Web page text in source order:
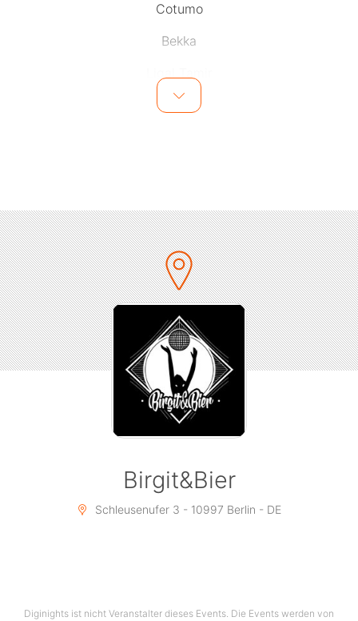
Cotumo
Bekka
Paula Hilton
bonq
80S, 90S, POP & HIP HOP
BUTTCHIN
Marty McFly
INDIE & ROCK
diefeder
4 Floors (House + Techno + 80s, 90s, Pop & Hip Hop +
Birgit&Bier
Schleusenufer 3 - 10997 Berlin - DE
Diginights ist nicht Veranstalter dieses Events. Die Events werden von